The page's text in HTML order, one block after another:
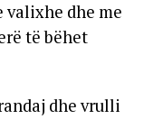
dhe me
të bëhet
dhe vrulli